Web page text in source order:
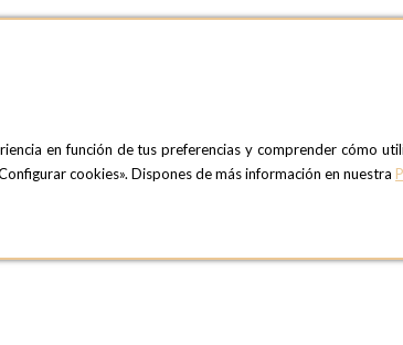
6,
Madrid
OPTIONS MADRID
C/ Bárbara de Braganza,
en función de tus preferencias y comprender cómo
cookies». Dispones de más información en nuestra